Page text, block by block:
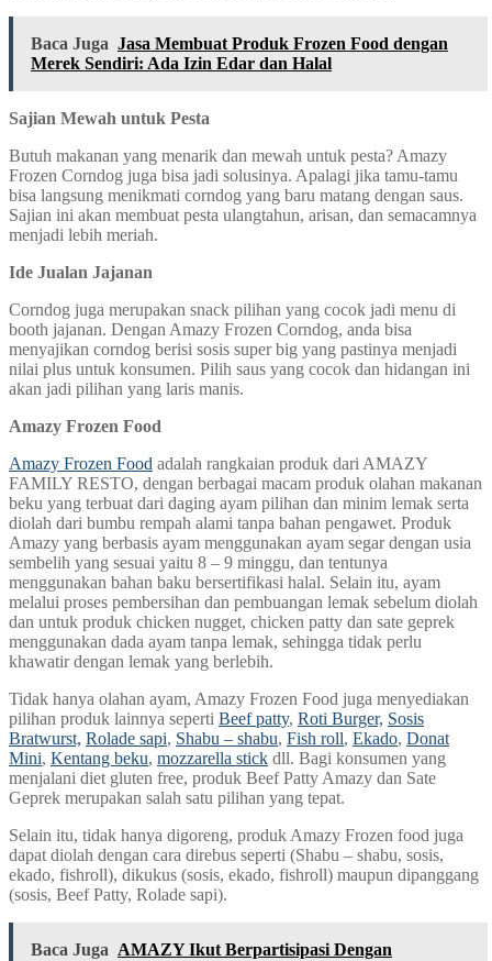
Baca Juga Jasa Membuat Produk Frozen Food dengan
Merek Sendiri: Ada Izin Edar dan Halal
Sajian Mewah untuk Pesta
Butuh makanan yang menarik dan mewah untuk pesta? Amazy
Frozen Corndog juga bisa jadi solusinya. Apalagi jika tamu-tamu
bisa langsung menikmati corndog yang baru matang dengan saus.
Sajian ini akan membuat pesta ulangtahun, arisan, dan semacamnya
menjadi lebih meriah.
Ide Jualan Jajanan
Corndog juga merupakan snack pilihan yang cocok jadi menu di
booth jajanan. Dengan Amazy Frozen Corndog, anda bisa
menyajikan corndog berisi sosis super big yang pastinya menjadi
nilai plus untuk konsumen. Pilih saus yang cocok dan hidangan ini
akan jadi pilihan yang laris manis.
Amazy Frozen Food
Amazy Frozen Food adalah rangkaian produk dari AMAZY
FAMILY RESTO, dengan berbagai macam produk olahan makanan
beku yang terbuat dari daging ayam pilihan dan minim lemak serta
diolah dari bumbu rempah alami tanpa bahan pengawet. Produk
Amazy yang berbasis ayam menggunakan ayam segar dengan usia
sembelih yang sesuai yaitu 8 – 9 minggu, dan tentunya
menggunakan bahan baku bersertifikasi halal. Selain itu, ayam
melalui proses pembersihan dan pembuangan lemak sebelum diolah
dan untuk produk chicken nugget, chicken patty dan sate geprek
menggunakan dada ayam tanpa lemak, sehingga tidak perlu
khawatir dengan lemak yang berlebih.
Tidak hanya olahan ayam, Amazy Frozen Food juga menyediakan
pilihan produk lainnya seperti Beef patty, Roti Burger, Sosis
Bratwurst, Rolade sapi, Shabu – shabu, Fish roll, Ekado, Donat
Mini, Kentang beku, mozzarella stick dll. Bagi konsumen yang
menjalani diet gluten free, produk Beef Patty Amazy dan Sate
Geprek merupakan salah satu pilihan yang tepat.
Selain itu, tidak hanya digoreng, produk Amazy Frozen food juga
dapat diolah dengan cara direbus seperti (Shabu – shabu, sosis,
ekado, fishroll), dikukus (sosis, ekado, fishroll) maupun dipanggang
(sosis, Beef Patty, Rolade sapi).
Baca Juga AMAZY Ikut Berpartisipasi Dengan